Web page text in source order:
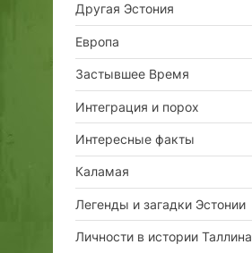
Другая Эстония
Европа
Застывшее Время
Интеграция и порох
Интересные факты
Каламая
Легенды и загадки Эстонии
Личности в истории Таллина